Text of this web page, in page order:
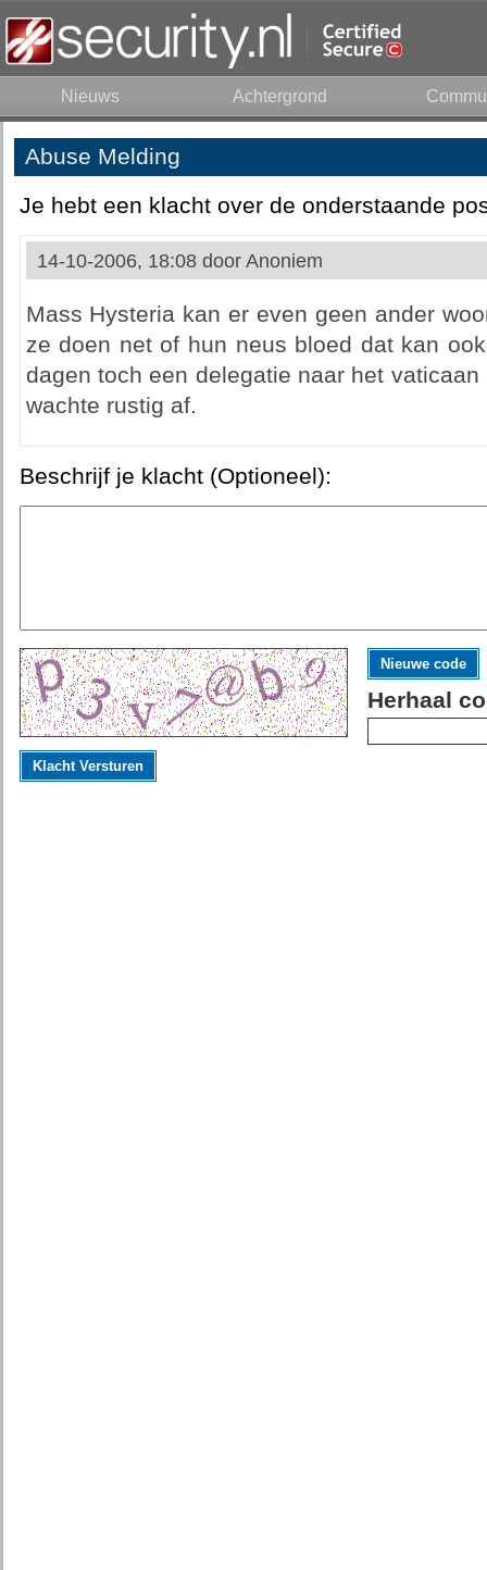
Nieuws Achtergrond
Abuse Melding
Je hebt een klacht over de onderstaande
14-10-2006, 18:08 door Anoniem
Mass Hysteria kan er even geen ander
ze doen net of hun neus bloed dat kan
dagen toch een delegatie naar het
wachte rustig af.
Beschrijf je klacht (Optioneel):
Nieuwe code
Herhaal
Klacht Versturen